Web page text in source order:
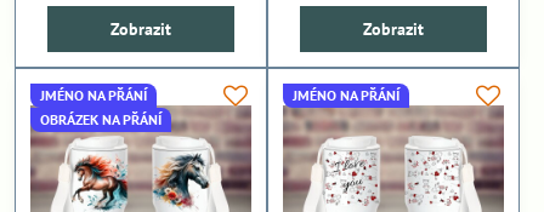
Zobrazit Zobrazit
JMÉNO NA PŘÁNÍ
OBRÁZEK NA PŘÁNÍ
JMÉNO NA PŘÁNÍ